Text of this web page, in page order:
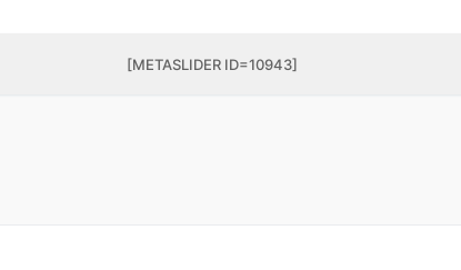
[METASLIDER ID=10943]